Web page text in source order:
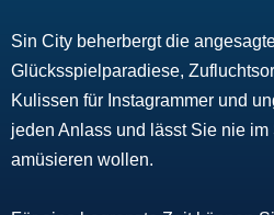
Sin City beherbergt die
Glücksspielparadiese,
Kulissen für Instagrammer und
jeden Anlass und lässt Sie nie
amüsieren wollen.